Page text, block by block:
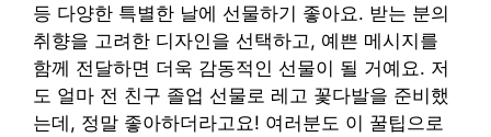
등 다양한 특별한 날에 선물하기 좋아요. 받는 분의
취향을 고려한 디자인을 선택하고, 예쁜 메시지를
함께 전달하면 더욱 감동적인 선물이 될 거예요. 저
도 얼마 전 친구 졸업 선물로 레고 꽃다발을 준비했
는데, 정말 좋아하더라고요! 여러분도 이 꿀팁으로